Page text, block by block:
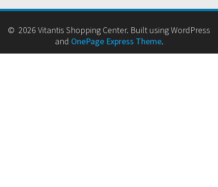
© 2026 Vitantis Shopping Center. Built using WordPress
and OnePage Express Theme.